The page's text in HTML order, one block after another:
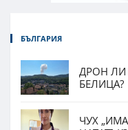
БЪЛГАРИЯ
ДРОН ЛИ
БЕЛИЦА?
ЧУХ